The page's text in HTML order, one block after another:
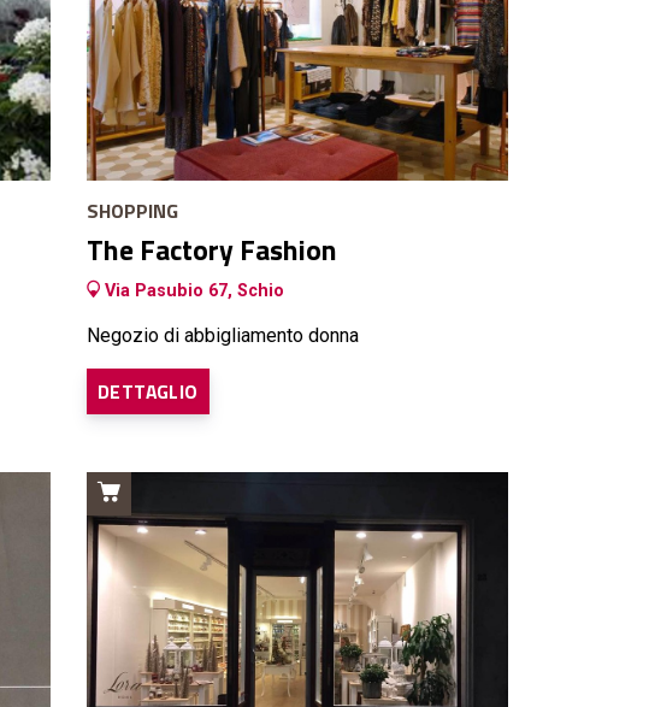
SHOPPING
The Factory Fashion
Via Pasubio 67, Schio
Negozio di abbigliamento donna
DETTAGLIO